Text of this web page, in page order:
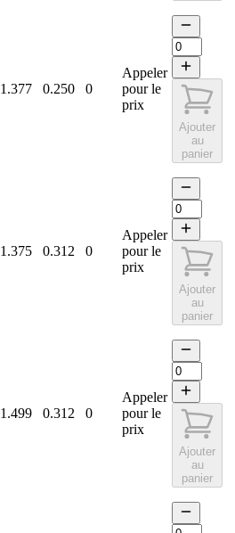
1.377 0.250 0
Appeler
pour le
prix
Ajouter
au
panier
1.375 0.312 0
Appeler
pour le
prix
Ajouter
au
panier
1.499 0.312 0
Appeler
pour le
prix
Ajouter
au
panier